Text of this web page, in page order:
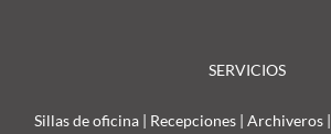
SERVICIOS
Sillas de oficina| Recepciones| Archiveros|